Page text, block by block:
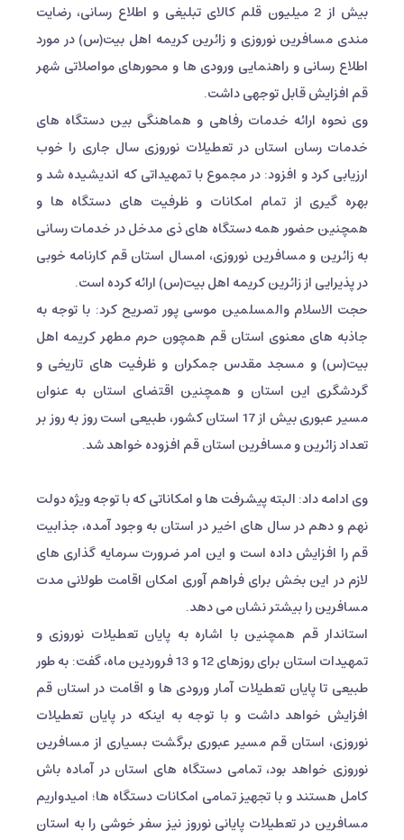
بیش از 2 میلیون قلم کالای تبلیغی و اطلاع رسانی، رضایت
مندی مسافرین نوروزی و زائرین کریمه اهل بیت(س) در مورد
اطلاع رسانی و راهنمایی ورودی ها و محورهای مواصلاتی شهر
قم افزایش قابل توجهی داشت.
وی نحوه ارائه خدمات رفاهی و هماهنگی بین دستگاه های
خدمات رسان استان در تعطیلات نوروزی سال جاری را خوب
ارزیابی کرد و افزود: در مجموع با تمهیداتی که اندیشیده شد و
بهره گیری از تمام امکانات و ظرفیت های دستگاه ها و
همچنین حضور همه دستگاه های ذی مدخل در خدمات رسانی
به زائرین و مسافرین نوروزی، امسال استان قم کارنامه خوبی
در پذیرایی از زائرین کریمه اهل بیت(س) ارائه کرده است.
حجت الاسلام والمسلمین موسی پور تصریح کرد: با توجه به
جاذبه های معنوی استان قم همچون حرم مطهر کریمه اهل
بیت(س) و مسجد مقدس جمکران و ظرفیت های تاریخی و
گردشگری این استان و همچنین اقتضای استان به عنوان
مسیر عبوری بیش از 17 استان کشور، طبیعی است روز به روز بر
تعداد زائرین و مسافرین استان قم افزوده خواهد شد.
وی ادامه داد: البته پیشرفت ها و امکاناتی که با توجه ویژه دولت
نهم و دهم در سال های اخیر در استان به وجود آمده، جذابیت
قم را افزایش داده است و این امر ضرورت سرمایه گذاری های
لازم در این بخش برای فراهم آوری امکان اقامت طولانی مدت
مسافرین را بیشتر نشان می دهد.
استاندار قم همچنین با اشاره به پایان تعطیلات نوروزی و
تمهیدات استان برای روزهای 12 و 13 فروردین ماه، گفت: به طور
طبیعی تا پایان تعطیلات آمار ورودی ها و اقامت در استان قم
افزایش خواهد داشت و با توجه به اینکه در پایان تعطیلات
نوروزی، استان قم مسیر عبوری برگشت بسیاری از مسافرین
نوروزی خواهد بود، تمامی دستگاه های استان در آماده باش
کامل هستند و با تجهیز تمامی امکانات دستگاه ها؛ امیدواریم
مسافرین در تعطیلات پایانی نوروز نیز سفر خوشی را به استان